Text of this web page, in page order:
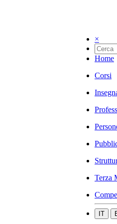
×
Home
Corsi
Terza
IT